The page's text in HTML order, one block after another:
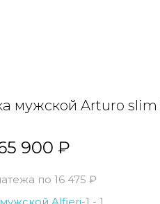
мужской Arturo
900 ₽
по 16 475 ₽